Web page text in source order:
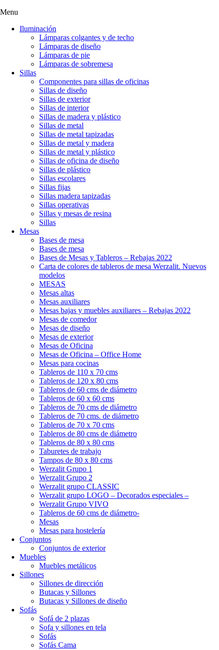
Menu
Iluminación
Lámparas colgantes y de techo
Lámparas de diseño
Lámparas de pie
Lámparas de sobremesa
Sillas
Componentes para sillas de oficinas
Sillas de diseño
Sillas de exterior
Sillas de interior
Sillas de madera y plástico
Sillas de metal
Sillas de metal tapizadas
Sillas de metal y madera
Sillas de metal y plástico
Sillas de oficina de diseño
Sillas de plástico
Sillas escolares
Sillas fijas
Sillas madera tapizadas
Sillas operativas
Sillas y mesas de resina
Sillas
Mesas
Bases de mesa
Bases de mesa
Bases de Mesas y Tableros – Rebajas 2022
Carta de colores de tableros de mesa Werzalit. Nuevos
modelos
MESAS
Mesas altas
Mesas auxiliares
Mesas bajas y muebles auxiliares – Rebajas 2022
Mesas de comedor
Mesas de diseño
Mesas de exterior
Mesas de Oficina
Mesas de Oficina – Office Home
Mesas para cocinas
Tableros de 110 x 70 cms
Tableros de 120 x 80 cms
Tableros de 60 cms de diámetro
Tableros de 60 x 60 cms
Tableros de 70 cms de diámetro
Tableros de 70 cms. de diámetro
Tableros de 70 x 70 cms
Tableros de 80 cms de diámetro
Tableros de 80 x 80 cms
Taburetes de trabajo
Tampos de 80 x 80 cms
Werzalit Grupo 1
Werzalit Grupo 2
Werzalit grupo CLASSIC
Werzalit grupo LOGO – Decorados especiales –
Werzalit Grupo VIVO
Tableros de 60 cms de diámetro-
Mesas
Mesas para hostelería
Conjuntos
Conjuntos de exterior
Muebles
Muebles metálicos
Sillones
Sillones de dirección
Butacas y Sillones
Butacas y Sillones de diseño
Sofás
Sofá de 2 plazas
Sofa y sillones en tela
Sofás
Sofás Cama